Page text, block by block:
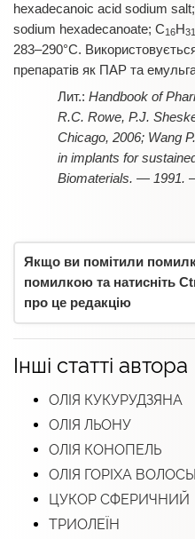
hexadecanoic acid sodium
sodium hexadecanoate; C16H31
283–290°С.
препаратів як ПАР та
Handbook of
R.C. Rowe, P.J.
Chicago, 2006; Wang
in implants for
Biomaterials. —
Якщо ви помітили
помилкою та натисніть
про це редакцію
Інші статті автора
ОЛІЯ КУКУРУДЗЯНА
ОЛІЯ ЛЬОНУ
ОЛІЯ КОНОПЕЛЬ
ОЛІЯ ГОРІХА
ЦУКОР СФЕРИЧНИЙ
ТРИОЛЕЇН